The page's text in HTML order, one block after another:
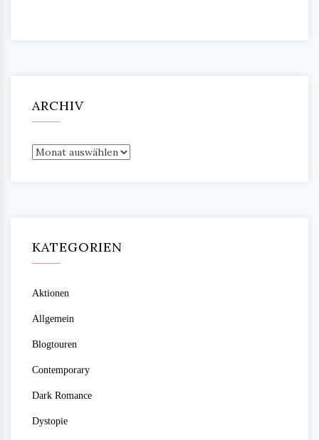
ARCHIV
Archiv
KATEGORIEN
Aktionen
Allgemein
Blogtouren
Contemporary
Dark Romance
Dystopie